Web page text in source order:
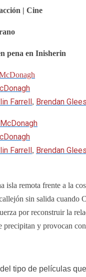
| Cine
pena en Inisherin
Farrell, Brendan
Farrell, Brendan
isla remota frente a la
sin salida cuando
por reconstruir la
precipitan y provocan
tipo de películas